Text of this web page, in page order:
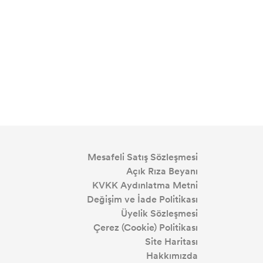
Mesafeli Satış Sözleşmesi
Açık Rıza Beyanı
KVKK Aydınlatma Metni
Değişim ve İade Politikası
Üyelik Sözleşmesi
Çerez (Cookie) Politikası
Site Haritası
Hakkımızda